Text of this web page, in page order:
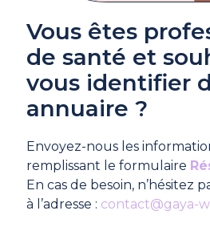
Vous êtes
de santé et
vous identifier
annuaire ?
Envoyez-nous les
remplissant le formulaire
En cas de besoin, n’hésitez
à l’adresse : contact@gaya-